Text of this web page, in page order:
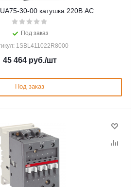
30-00 катушка 220В AC
Под заказ
1SBL411022R8000
45 464руб./шт
Под заказ